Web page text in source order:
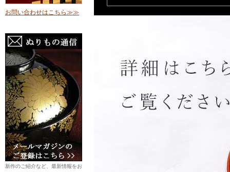
お問い合わせはこちら≫≫
新作のご紹介など、最新情報をお